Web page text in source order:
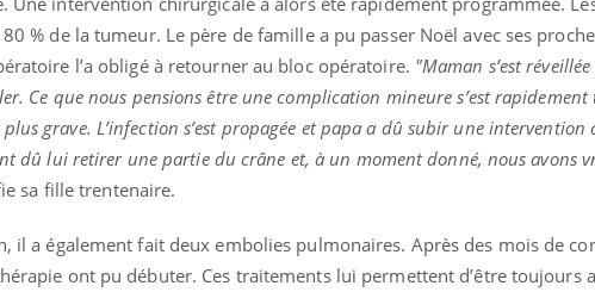
% de la tumeur. Le père de famille a pu passer Noël avec ses
l’a obligé à retourner au bloc opératoire. "Maman s’est
Ce que nous pensions être une complication mineure s’est rapidement
grave. L’infection s’est propagée et papa a dû subir une
dû lui retirer une partie du crâne et, à un moment donné, nous avons
sa fille trentenaire.
il a également fait deux embolies pulmonaires. Après des mois de
ont pu débuter. Ces traitements lui permettent d’être toujours
carence en fer sont multiples ce qui la rend
...
patients comme parfois